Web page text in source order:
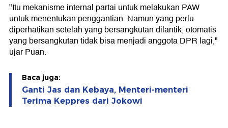
"Itu mekanisme internal partai untuk melakukan PAW
untuk menentukan penggantian. Namun yang perlu
diperhatikan setelah yang bersangkutan dilantik, otomatis
yang bersangkutan tidak bisa menjadi anggota DPR lagi,"
ujar Puan.
Baca juga:
Ganti Jas dan Kebaya, Menteri-menteri
Terima Keppres dari Jokowi